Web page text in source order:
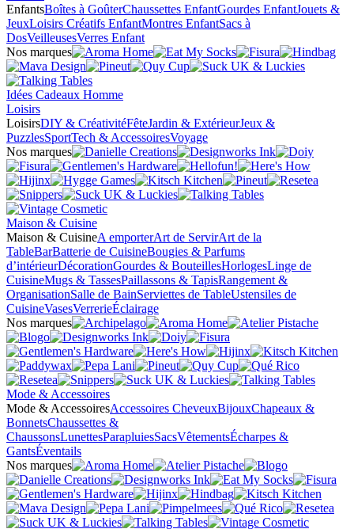
EnfantsBoîtes à GoûterChaussettes EnfantGourdes EnfantJouets &
JeuxLoisirs Créatifs EnfantMontres EnfantSacs à
DosVeilleusesVerres Enfant
Nos marques
Idées Cadeaux Homme
Loisirs
LoisirsDIY & CréativitéFêteJardin & ExtérieurJeux &
PuzzlesSportTech & AccessoiresVoyage
Nos marques
Maison & Cuisine
Maison & CuisineA emporterArt de ServirArt de la
TableBarBatterie de CuisineBougies & Parfums
d’intérieurDécorationGourdes & BouteillesHorlogesLinge de
CuisineMugs & TassesPaillassons & TapisRangement &
OrganisationSalle de BainServiettes de TableUstensiles de
CuisineVasesVerrerieÉclairage
Nos marques
Mode & Accessoires
Mode & AccessoiresAccessoires CheveuxBijouxChapeaux &
BonnetsChaussettes &
ChaussonsLunettesParapluiesSacsVêtementsÉcharpes &
GantsÉventails
Nos marques